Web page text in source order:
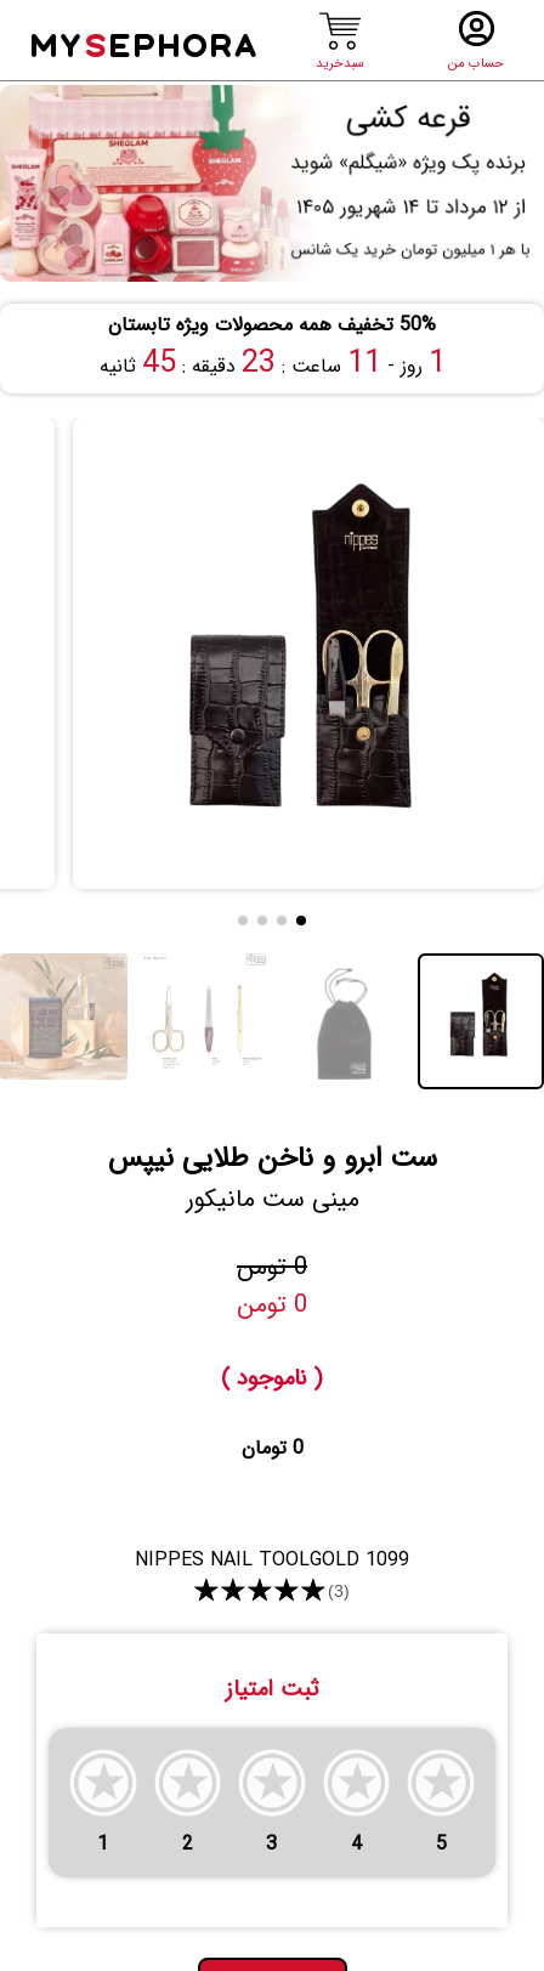
حساب من سبدخرید
MYSEPHORA
50% تخفیف همه محصولات ویژه تابستان
1 روز - 11 ساعت : 23 دقیقه :44 ثانیه
ست ابرو و ناخن طلایی نیپس
مینی ست مانیکور
0 تومن
0 تومن
( ناموجود )
0 تومان
NIPPES NAIL TOOLGOLD 1099
★★★★★(3)
ثبت امتیاز
1 2 3 4 5